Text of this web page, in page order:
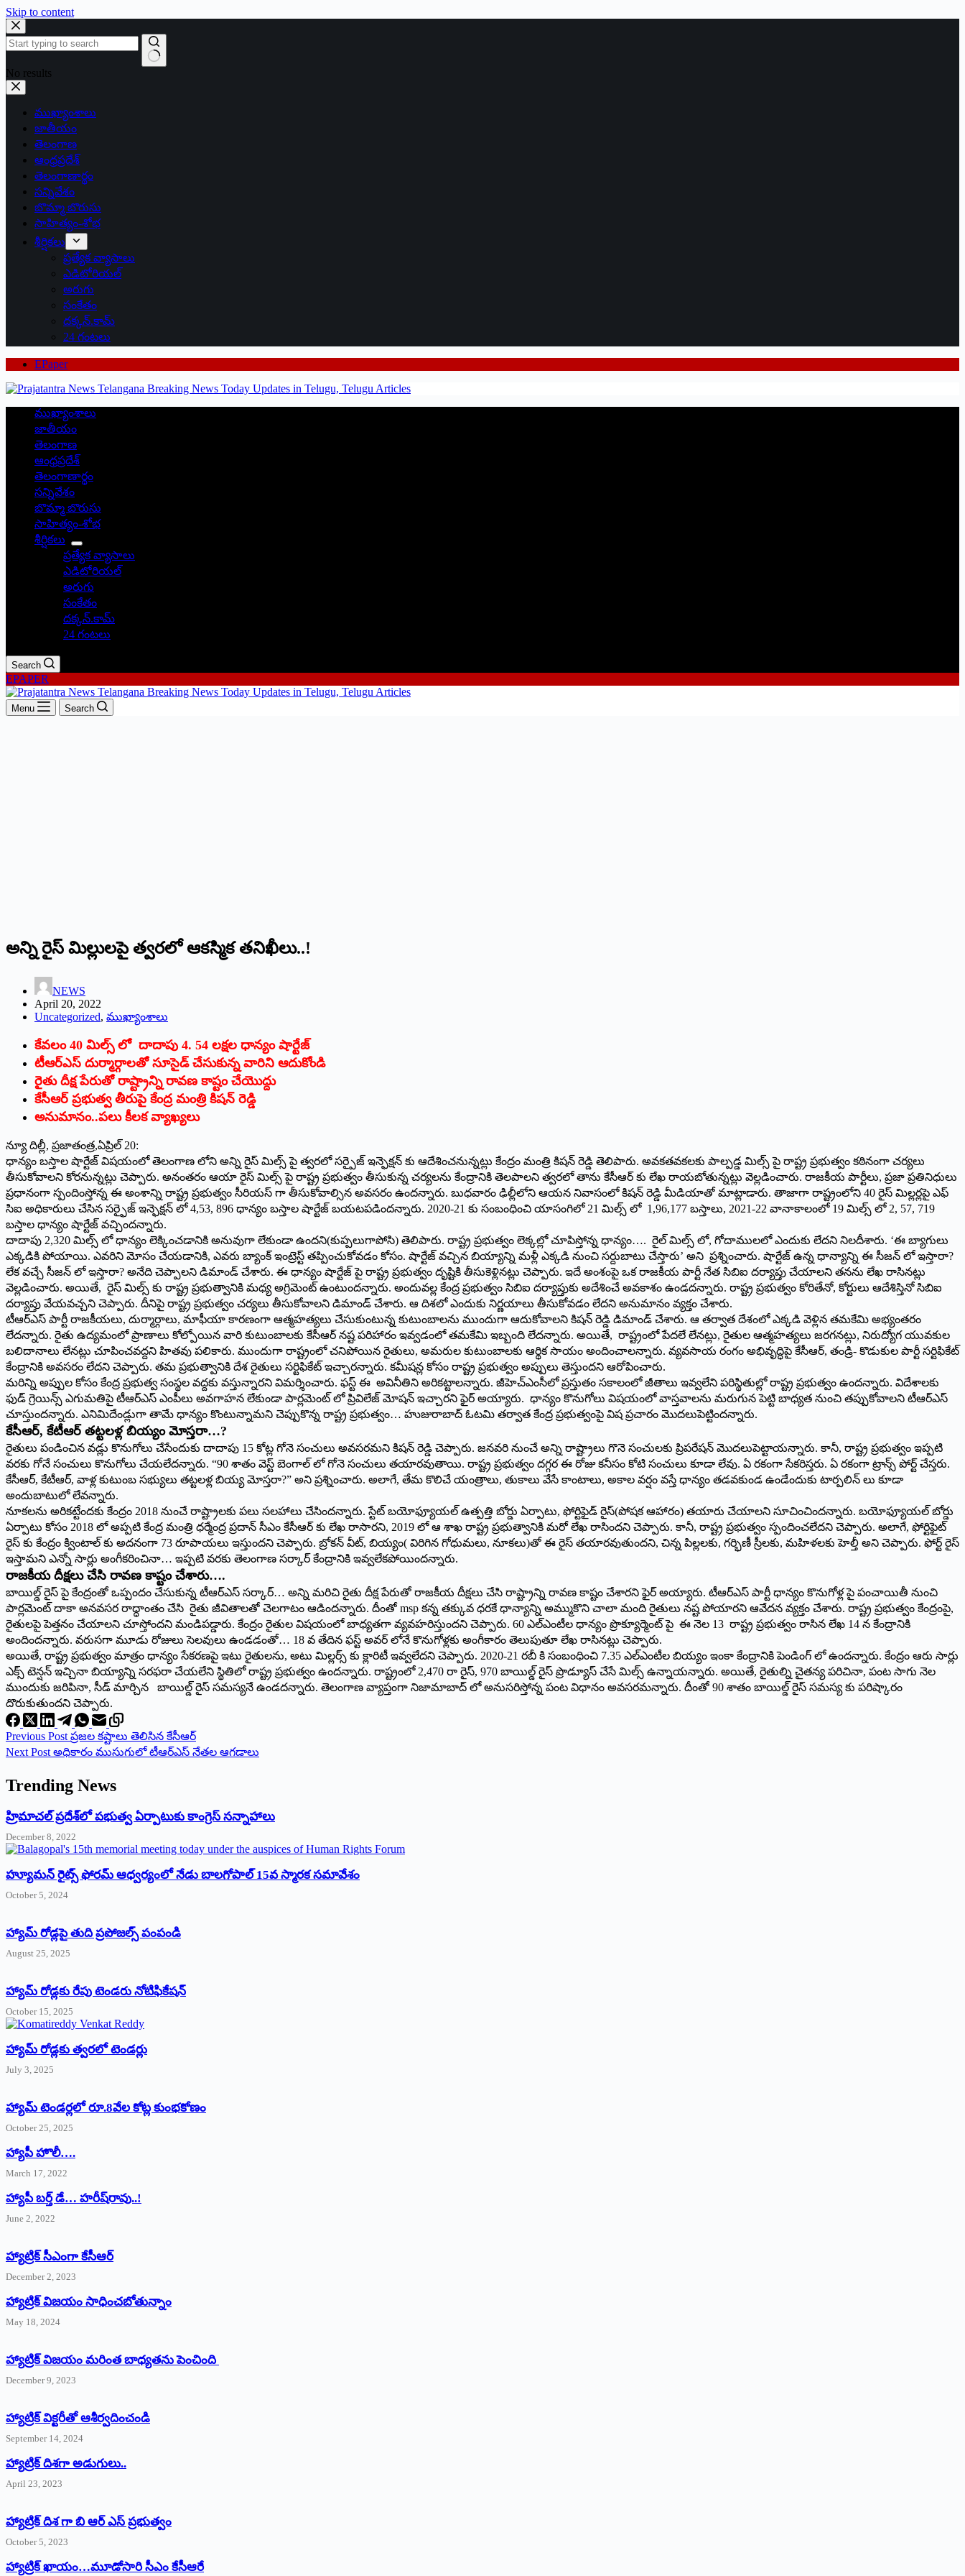
Skip to content
No results
ముఖ్యాంశాలు
జాతీయం
తెలంగాణ
ఆంధ్రప్రదేశ్
తెలంగాణార్థం
సన్నివేశం
బొమ్మా బొరుసు
సాహిత్యం-శోభ
శీర్షికలు
ప్రత్యేక వ్యాసాలు
ఎడిటోరియల్
అరుగు
సంకేతం
దక్కన్.కామ్
24 గంటలు
EPaper
ముఖ్యాంశాలు
జాతీయం
తెలంగాణ
ఆంధ్రప్రదేశ్
తెలంగాణార్థం
సన్నివేశం
బొమ్మా బొరుసు
సాహిత్యం-శోభ
శీర్షికలు
ప్రత్యేక వ్యాసాలు
ఎడిటోరియల్
అరుగు
సంకేతం
దక్కన్.కామ్
24 గంటలు
Search
EPAPER
Menu Search
అన్ని రైస్ మిల్లులపై త్వరలో ఆకస్మిక తనిఖీలు..!
NEWS
April 20, 2022
Uncategorized, ముఖ్యాంశాలు
కేవలం 40 మిల్స్ లో దాదాపు 4. 54 లక్షల ధాన్యం షార్టేజ్
టీఆర్ఎస్ దుర్మార్గాలతో సూసైడ్ చేసుకున్న వారిని ఆదుకోండి
రైతు దీక్ష పేరుతో రాష్ట్రాన్ని రావణ కాష్టం చేయొద్దు
కేసీఆర్ ప్రభుత్వ తీరుపై కేంద్ర మంత్రి కిషన్ రెడ్డి
అనుమానం..పలు కీలక వ్యాఖ్యలు
న్యూ దిల్లీ, ప్రజాతంత్ర,ఏప్రిల్ 20:
ధాన్యం బస్తాల షార్టేజ్ విషయంలో తెలంగాణ లోని అన్ని రైస్ మిల్స్ పై త్వరలో సర్పైజ్ ఇన్ఫెక్షన్ కు ఆదేశించనున్నట్లు కేంద్రం మంత్రి కిషన్ రెడ్డి తెలిపారు. అవకతవకలకు పాల్పడ్డ మిల్స్ పై రాష్ట్ర ప్రభుత్వం కఠినంగా చర్యలు
తీసుకోవాలని కోరనున్నట్లు చెప్పారు. అనంతరం ఆయా రైస్ మిల్స్ పై రాష్ట్ర ప్రభుత్వం తీసుకున్న చర్యలను కేంద్రానికి తెలపాలని త్వరలో తాను కేసీఆర్ కు లేఖ రాయబోతున్నట్లు వెల్లడించారు. రాజకీయ పార్టీలు, ప్రజా ప్రతినిధులు
ప్రధానంగా స్పందింస్తోన్న ఈ అంశాన్ని రాష్ట్ర ప్రభుత్వం సీరియస్ గా తీసుకోవాల్సిన అవసరం ఉందన్నారు. బుధవారం ఢిల్లీలోని ఆయన నివాసంలో కిషన్ రెడ్డి మీడియాతో మాట్లాడారు. తాజాగా రాష్ట్రంలోని 40 రైస్ మిల్లర్లపై ఎఫ్
సిఐ అధికారులు చేసిన సర్ఫైజ్ ఇన్ఫెక్షన్ లో 4,53, 896 ధాన్యం బస్తాల షార్టేజ్ బయటపడిందన్నారు. 2020-21 కు సంబంధించి యాసంగిలో 21 మిల్స్ లో 1,96,177 బస్తాలు, 2021-22 వానాకాలంలో 19 మిల్స్ లో 2, 57, 719
బస్తాల ధాన్యం షార్టేజ్ వచ్చిందన్నారు.
దాదాపు 2,320 మిల్స్ లో ధాన్యం లెక్కించడానికి అనువుగా లేకుండా ఉందని(కుప్పలుగాపోసి) తెలిపారు. రాష్ట్ర ప్రభుత్వం లెక్కల్లో చూపిస్తోన్న ధాన్యం…. రైల్ మిల్స్ లో, గోదాములలో ఎందుకు లేదని నిలదీశారు. ‘ఈ బ్యాగులు
ఎక్కడికి పోయాయి. ఎవరిని మోసం చేయడానికి, ఎవరు బ్యాంక్ ఇంట్రెస్ట్ తప్పించుకోవడం కోసం. షార్టేజ్ వచ్చిన బియ్యాన్ని మళ్లీ ఎక్కడి నుంచి సర్దుబాటు చేస్తారు’ అని ప్రశ్నించారు. షార్టేజ్ ఉన్న ధాన్యాన్ని ఈ సీజన్ లో ఇస్తారా?
లేక వచ్చే సీజన్ లో ఇస్తారా? అనేది చెప్పాలని డిమాండ్ చేశారు. ఈ ధాన్యం షార్టేజ్ పై రాష్ట్ర ప్రభుత్వం దృష్టికి తీసుకెళ్లినట్లు చెప్పారు. ఇదే అంశంపై ఒక రాజకీయ పార్టీ నేత సిబిఐ దర్యాప్తు చేయాలని తనను లేఖ రాసినట్లు
వెల్లడించారు. అయితే, రైస్ మిల్స్ కు రాష్ట్ర ప్రభుత్వానికి మధ్య అగ్రిమెంట్ ఉంటుందన్నారు. అందువల్ల కేంద్ర ప్రభుత్వం సిబిఐ దర్యాప్తుకు అదేశించే అవకాశం ఉండదన్నారు. రాష్ట్ర ప్రభుత్వం కోరితేనో, కోర్టులు ఆదేశిస్తినో సిబిఐ
దర్యాప్తు వేయవచ్చని చెప్పారు. దీనిపై రాష్ట్ర ప్రభుత్వం చర్యలు తీసుకోవాలని డిమాండ్ చేశారు. ఆ దిశలో ఎందుకు నిర్ణయాలు తీసుకోవడం లేదని అనుమానం వ్యక్తం చేశారు.
టీఆర్ఎస్ పార్టీ రాజకీయలు, దుర్మార్గాలు, మాఫీయా కారణంగా ఆత్మహత్యలు చేసుకుంటున్న కుటుంబాలను ముందుగా ఆదుకోవాలని కిషన్ రెడ్డి డిమాండ్ చేశారు. ఆ తర్వాత దేశంలో ఎక్కడి వెళ్లిన తమకేమి అభ్యంతరం
లేదన్నారు. రైతు ఉద్యమంలో ప్రాణాలు కోల్పోయిన వారి కుటుంబాలకు కేసీఆర్ నష్ట పరిహారం ఇవ్వడంలో తమకేమి ఇబ్బంది లేదన్నారు. అయితే, రాష్ట్రంలో పేదలే లేనట్లు, రైతుల ఆత్మహత్యలు జరగనట్లు, నిరుద్యోగ యువకుల
బలిదానాలు లేనట్లు చూపించవద్దని హితవు పలికారు. ముందుగా రాష్ట్రంలో చనిపోయిన రైతులు, అమరుల కుటుంబాలకు ఆర్థిక సాయం అందించాలన్నారు. వ్యవసాయ రంగం అభివృద్ధిపై కేసీఆర్, తండ్రి- కొడుకుల పార్టీ సర్టిఫికేట్
కేంద్రానికి అవసరం లేదని చెప్పారు. తమ ప్రభుత్వానికి దేశ రైతులు సర్టిఫికేట్ ఇచ్చారన్నారు. కమీషన్ల కోసం రాష్ట్ర ప్రభుత్వం అప్పులు తెస్తుందని ఆరోపించారు.
మరిన్ని అప్పుల కోసం కేంద్ర ప్రభుత్వ సంస్థల వద్దకు వస్తున్నారని విమర్శించారు. ఫస్ట్ ఈ అవినీతిని అరికట్టాలన్నారు. జీహెచ్ఎంసీలో ప్రస్తుతం సకాలంలో జీతాలు ఇవ్వలేని పరిస్థితుల్లో రాష్ట్ర ప్రభుత్వం ఉందన్నారు. విదేశాలకు
ఫుడ్ గ్రెయిన్స్ ఎగుమతిపై టీఆర్ఎస్ ఎంపీలు అవగాహన లేకుండా పార్లమెంట్ లో ప్రివిలేజ్ మోషన్ ఇచ్చారని ఫైర్ అయ్యారు. ధాన్యం కొనుగోలు విషయంలో వాస్తవాలను మరుగున పెట్టి బాధ్యత నుంచి తప్పుకోవాలని టీఆర్ఎస్
చూస్తుందన్నారు. ఎనిమిదేండ్లుగా తామే ధాన్యం కొంటున్నామని చెప్పుకొన్న రాష్ట్ర ప్రభుత్వం… హుజురాబాద్ ఓటమి తర్వాత కేంద్ర ప్రభుత్వంపై విష ప్రచారం మొదలుపెట్టిందన్నారు.
కేసీఆర్, కేటీఆర్ తట్టలళ్ల బియ్యం మోస్తరా…?
రైతులు పండించిన వడ్లు కొనుగోలు చేసేందుకు దాదాపు 15 కోట్ల గోనె సంచులు అవసరమని కిషన్ రెడ్డి చెప్పారు. జనవరి నుంచే అన్ని రాష్ట్రాలు గొనె సంచులకు ప్రిపరేషన్ మొదలుపెట్టాయన్నారు. కానీ, రాష్ట్ర ప్రభుత్వం ఇప్పటి
వరకు గోనే సంచులు కొనుగోలు చేయలేదన్నారు. “90 శాతం వెస్ట్ బెంగాల్ లో గోనె సంచులు తయారవుతాయి. రాష్ట్ర ప్రభుత్వం దగ్గర ఈ రోజు కనీసం కోటి సంచులు కూడా లేవు. ఏ రకంగా సేకరిస్తరు. ఏ రకంగా ట్రాన్స్ పోర్ట్ చేస్తరు.
కేసీఆర్, కేటీఆర్, వాళ్ల కుటుంబ సభ్యులు తట్టలళ్ల బియ్య మోస్తరా?” అని ప్రశ్నించారు. అలాగే, తేమ కొలిచే యంత్రాలు, తుకాలు వేసే కాంటాలు, అకాల వర్షం వస్తే ధాన్యం తడవకుండ ఉండేందుకు టార్పలిన్ లు కూడా
అందుబాటులో లేవన్నారు.
నూకలను అరికట్టేందకు కేంద్రం 2018 నుంచే రాష్ట్రాలకు పలు సలహాలు చేసిందన్నారు. స్టేట్ బయోఫ్యూయల్ ఉత్పత్తి బోర్డు ఏర్పాటు, ఫోర్టిఫైడ్ రైస్(పోషక ఆహారం) తయారు చేయాలని సూచించిందన్నారు. బయోఫ్యూయల్ బోర్డు
ఏర్పాటు కోసం 2018 లో అప్పటి కేంద్ర మంత్రి ధర్మేంద్ర ప్రదాన్ సీఎం కేసీఆర్ కు లేఖ రాసారని, 2019 లో ఆ శాఖ రాష్ట్ర ప్రభుత్వానికి మరో లేఖ రాసిందని చెప్పారు. కానీ, రాష్ట్ర ప్రభుత్వం స్పందించలేదని చెప్పారు. అలాగే, ఫోర్టిఫైట్
రైస్ కు కేంద్రం క్వింటాల్ కు అదనంగా 73 రూపాయలు ఇస్తుందని చెప్పారు. బ్రోకన్ వీట్, బియ్యం( విరిగిన గోధుమలు, నూకలు)తో ఈ రైస్ తయారవుతుందని, చిన్న పిల్లలకు, గర్భిణీ స్రీలకు, మహిళలకు హెల్తీ అని చెప్పారు. ఫోర్ట్ రైస్
ఇస్తామని ఎన్నో సార్లు అంగీకరించినా… ఇప్పటి వరకు తెలంగాణ సర్కార్ కేంద్రానికి ఇవ్వలేకపోయిందన్నారు.
రాజకీయ దీక్షలు చేసి రావణ కాష్టం చేశారు….
బాయిల్డ్ రైస్ పై కేంద్రంతో ఒప్పందం చేసుకున్న టీఆర్ఎస్ సర్కార్… అన్ని మరిచి రైతు దీక్ష పేరుతో రాజకీయ దీక్షలు చేసి రాష్ట్రాన్ని రావణ కాష్టం చేశారని ఫైర్ అయ్యారు. టీఆర్ఎస్ పార్టీ ధాన్యం కొనుగోళ్ల పై పంచాయితీ నుంచి
పార్లమెంట్ దాకా అనవసర రాద్ధాంతం చేసి రైతు జీవితాలతో చెలగాటం ఆడిందన్నారు. దీంతో msp కన్న తక్కువ ధరకే ధాన్యాన్ని అమ్ముకొని చాలా మంది రైతులు నష్ట పోయారని ఆవేదన వ్యక్తం చేశారు. రాష్ట్ర ప్రభుత్వం కేంద్రంపై,
రైతులపై పెత్తనం చేయాలని చూస్తోందని మండిపడ్డారు. కేంద్రం రైతుల విషయంలో బాధ్యతగా వ్యవహరిస్తుందని చెప్పారు. 60 ఎల్ఎంటీల ధాన్యం ప్రొక్యూర్మెంట్ పై ఈ నెల 13 రాష్ట్ర ప్రభుత్వం రాసిన లేఖ 14 న కేంద్రానికి
అందిందన్నారు. వరుసగా మూడు రోజులు సెలవులు ఉండడంతో… 18 వ తేదిన ఫస్ట్ అవర్ లోనే కొనుగోళ్లకు అంగీకారం తెలుపుతూ లేఖ రాసినట్లు చెప్పారు.
అయితే, రాష్ట్ర ప్రభుత్వం మాత్రం ధాన్యం సేకరణపై ఇటు రైతులను, అటు మిల్లర్స్ కు క్లారిటీ ఇవ్వలేదని చెప్పారు. 2020-21 రబీ కి సంబంధించి 7.35 ఎల్ఎంటీల బియ్యం ఇంకా కేంద్రానికి పెండింగ్ లో ఉందన్నారు. కేంద్రం ఆరు సార్లు
ఎక్స్ టెన్షన్ ఇచ్చినా బియ్యాన్ని సరఫరా చేయలేని స్థితిలో రాష్ట్ర ప్రభుత్వం ఉందన్నారు. రాష్ట్రంలో 2,470 రా రైస్, 970 బాయిల్డ్ రైస్ ప్రొడ్యూస్ చేసే మిల్స్ ఉన్నాయన్నారు. అయితే, రైతుల్ని చైతన్య పరిచినా, పంట సాగు నెల
ముందుకు జరిపినా, సీడ్ మార్చిన బాయిల్డ్ రైస్ సమస్యనే ఉండదన్నారు. తెలంగాణ వ్యాప్తంగా నిజామాబాద్ లో అనుసరిస్తోన్న పంట విధానం అవసరమన్నారు. దీంతో 90 శాతం బాయిల్డ్ రైస్ సమస్య కు పరిష్కారం
దొరుకుతుందని చెప్పారు.
Previous Post ‌ప్రజల కష్టాలు తెలిసిన కేసీఆర్‌
Next Post అధికారం ముసుగులో టీఆర్‌ఎస్‌ ‌నేతల ఆగడాలు
Trending News
‌హ్రిమాచల్‌ ‌ప్రదేశ్‌లో పభుత్వ ఏర్పాటుకు కాంగ్రెస్‌ ‌సన్నాహాలు
December 8, 2022
హ్యూమన్‌ రైట్స్‌ ఫోరమ్‌ ఆధ్వర్యంలో నేడు బాలగోపాల్‌ 15వ స్మారక సమావేశం
October 5, 2024
హ్యామ్‌ రోడ్లపై తుది ప్రపోజల్స్‌ పంపండి
August 25, 2025
హ్యామ్‌ రోడ్లకు రేపు టెండరు నోటిఫికేషన్‌
October 15, 2025
హ్యామ్‌ రోడ్లకు త్వరలో టెండర్లు
July 3, 2025
హ్యామ్‌ ‌టెండర్లలో రూ.8వేల కోట్ల కుంభకోణం
October 25, 2025
హ్యాపీ హొలీ….
March 17, 2022
హ్యాపీ బర్త్ ‌డే… హరీష్‌రావు..!
June 2, 2022
హ్యాట్రిక్‌ ‌సీఎంగా కేసీఆర్‌
December 2, 2023
హ్యాట్రిక్‌ విజయం సాధించబోతున్నాం
May 18, 2024
హ్యాట్రిక్ విజయం మరింత బాధ్యతను పెంచింది
December 9, 2023
హ్యాట్రిక్‌ ‌విక్టరీతో ఆశీర్వదించండి
September 14, 2024
‌హ్యాట్రిక్‌ ‌దిశగా అడుగులు..
April 23, 2023
హ్యాట్రిక్ దిశ గా బి ఆర్ ఎస్ ప్రభుత్వం
October 5, 2023
హ్యాట్రిక్‌ ‌ఖాయం…మూడోసారి సీఎం కేసీఆరే